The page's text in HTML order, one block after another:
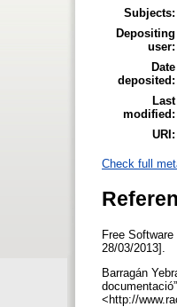
Subjects:
Depositing
user:
Date
deposited:
Last
modified:
URI:
Check full
Free
28/03/2013].
Barragán
<http://